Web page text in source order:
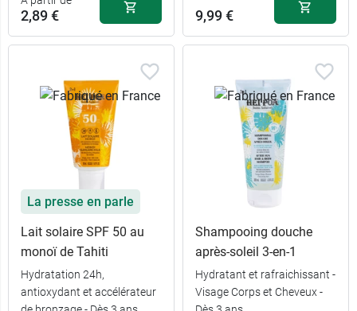
2,89 € 9,99 €
La presse en parle
Lait solaire SPF 50 au
monoï de Tahiti
Hydratation 24h,
antioxydant et accélérateur
Shampooing douche
après-soleil 3-en-1
Hydratant et rafraichissant -
Visage Corps et Cheveux -